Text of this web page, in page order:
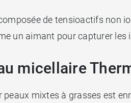
de tensioactifs non
un aimant pour capturer les
micellaire
peaux mixtes à grasses est